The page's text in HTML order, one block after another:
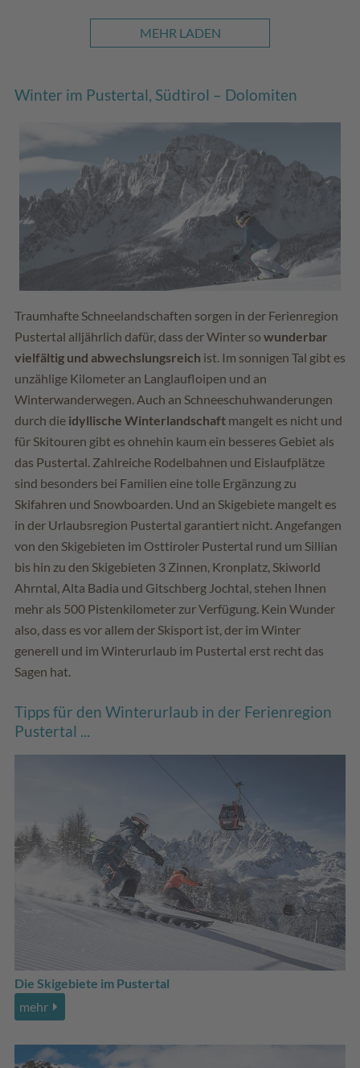
MEHR LADEN
Winter im Pustertal, Südtirol – Dolomiten
Traumhafte Schneelandschaften sorgen in der Ferienregion
Pustertal alljährlich dafür, dass der Winter so wunderbar
vielfältig und abwechslungsreich ist. Im sonnigen Tal gibt es
unzählige Kilometer an Langlaufloipen und an
Winterwanderwegen. Auch an Schneeschuhwanderungen
durch die idyllische Winterlandschaft mangelt es nicht und
für Skitouren gibt es ohnehin kaum ein besseres Gebiet als
das Pustertal. Zahlreiche Rodelbahnen und Eislaufplätze
sind besonders bei Familien eine tolle Ergänzung zu
Skifahren und Snowboarden. Und an Skigebiete mangelt es
in der Urlaubsregion Pustertal garantiert nicht. Angefangen
von den Skigebieten im Osttiroler Pustertal rund um Sillian
bis hin zu den Skigebieten 3 Zinnen, Kronplatz, Skiworld
Ahrntal, Alta Badia und Gitschberg Jochtal, stehen Ihnen
mehr als 500 Pistenkilometer zur Verfügung. Kein Wunder
also, dass es vor allem der Skisport ist, der im Winter
generell und im Winterurlaub im Pustertal erst recht das
Sagen hat.
Tipps für den Winterurlaub in der Ferienregion
Pustertal ...
Die Skigebiete im Pustertal
mehr